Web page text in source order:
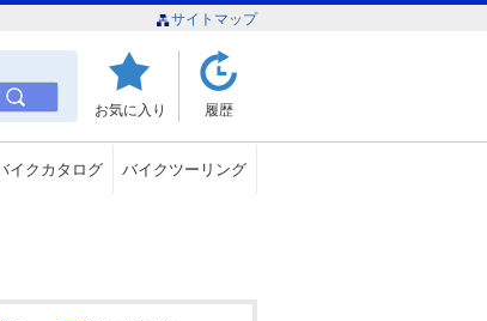
サイトマップ
お気に入り 履歴
イクカタログ バイクツーリング